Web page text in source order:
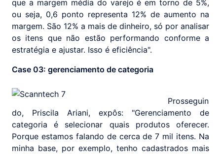
que a margem média do varejo é em torno de 5%,
ou seja, 0,6 ponto representa 12% de aumento na
margem. São 12% a mais de dinheiro, só por analisar
os itens que não estão performando conforme a
estratégia e ajustar. Isso é eficiência".
Case 03: gerenciamento de categoria
Prosseguin
do, Priscila Ariani, expôs: "Gerenciamento de
categoria é selecionar quais produtos oferecer.
Porque estamos falando de cerca de 7 mil itens. Na
minha base, por exemplo, tenho cadastrados mais